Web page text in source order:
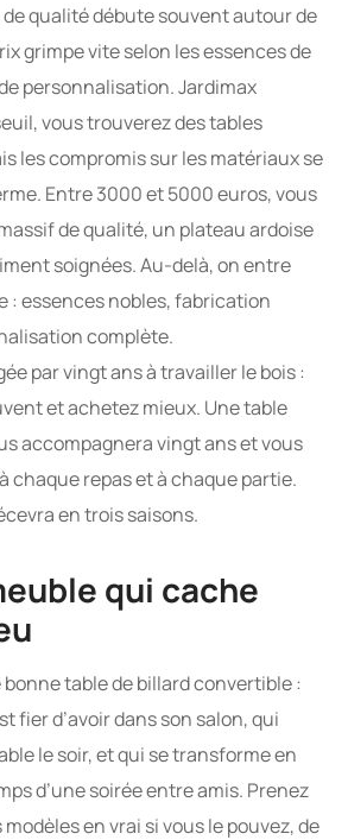
qualité débute souvent autour de
grimpe vite selon les essences de
personnalisation. Jardimax
vous trouverez des tables
les compromis sur les matériaux se
Entre 3000 et 5000 euros, vous
de qualité, un plateau ardoise
soignées. Au-delà, on entre
: essences nobles, fabrication
complète.
par vingt ans à travailler le bois :
et achetez mieux. Une table
accompagnera vingt ans et vous
chaque repas et à chaque partie.
en trois saisons.
qui cache
bonne table de billard convertible :
fier d’avoir dans son salon, qui
le soir, et qui se transforme en
d’une soirée entre amis. Prenez
en vrai si vous le pouvez, de